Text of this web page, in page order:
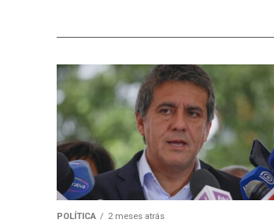
POLÍTICA 2 meses atrás